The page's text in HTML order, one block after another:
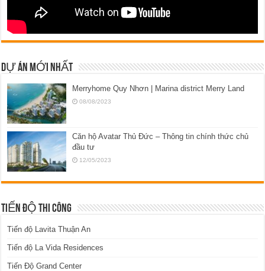
DỰ ÁN MỚI NHẤT
Merryhome Quy Nhơn | Marina district Merry Land
08/08/2023
Căn hộ Avatar Thủ Đức – Thông tin chính thức chủ
đầu tư
12/05/2023
TIẾN ĐỘ THI CÔNG
Tiến độ Lavita Thuận An
Tiến độ La Vida Residences
Tiến Độ Grand Center